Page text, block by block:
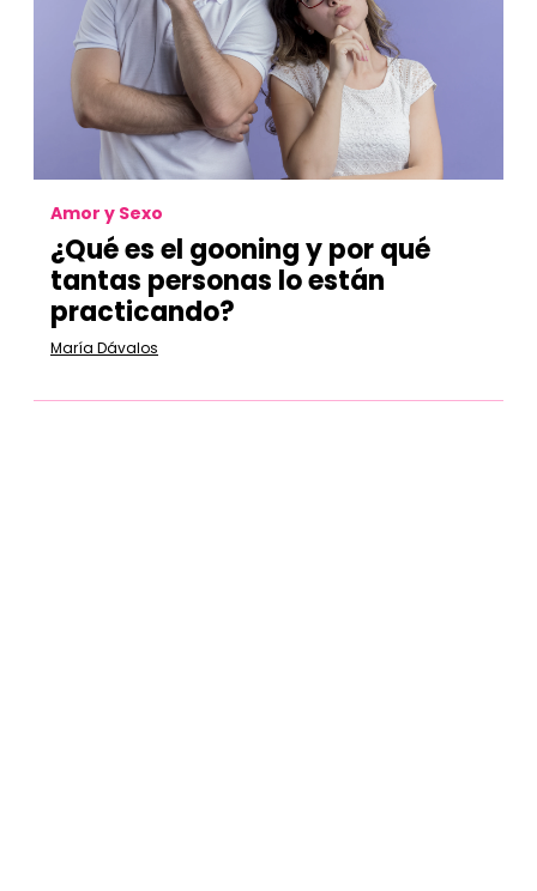
Amor y Sexo
¿Qué es el gooning y por qué
tantas personas lo están
practicando?
María Dávalos